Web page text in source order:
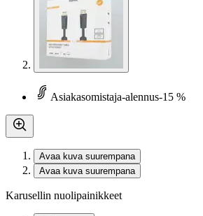
Asiakasomistaja-alennus-15 %
Avaa kuva suurempana
Avaa kuva suurempana
Karusellin nuolipainikkeet